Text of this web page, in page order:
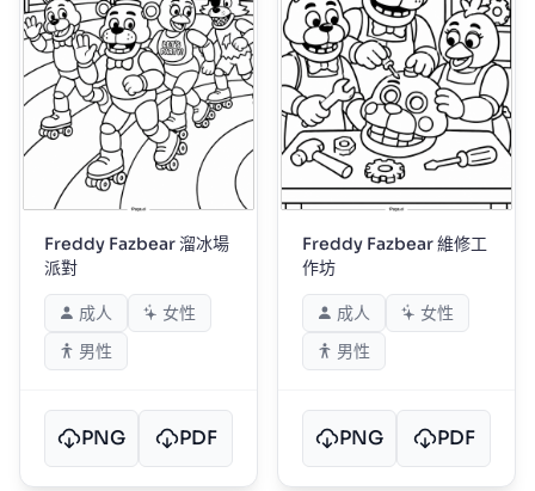
Freddy Fazbear 溜冰場
派對
成人
女性
男性
PNG PDF
Freddy Fazbear 維修工
作坊
成人
女性
男性
PNG PDF